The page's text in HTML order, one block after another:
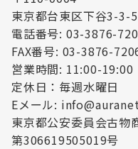
東京都台東区下谷3-3-
電話番号: 03-3876-
FAX番号: 03-3876-
営業時間: 11:00-19:00
定休日：毎週水曜日
Eメール:
東京都公安委員会古物
第306619505019号